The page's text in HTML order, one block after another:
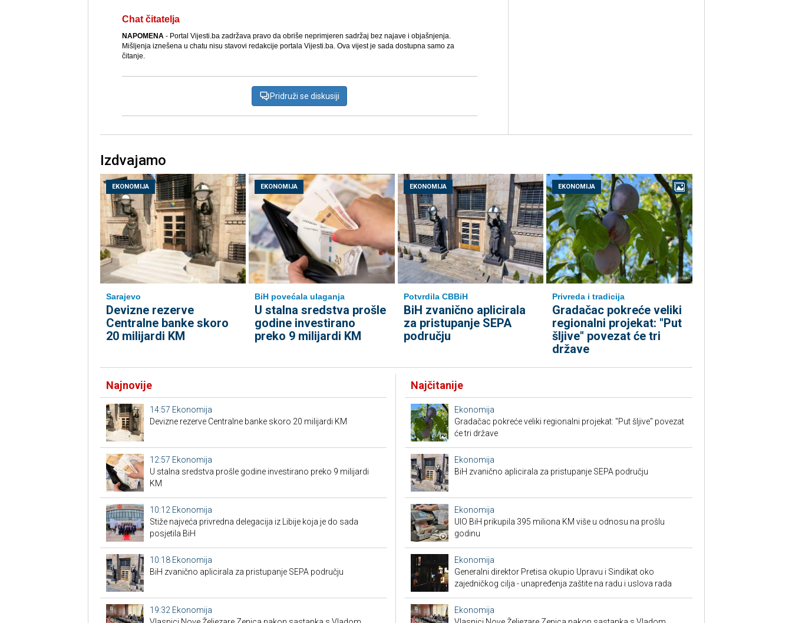
Chat čitatelja
NAPOMENA- Portal Vijesti.ba zadržava pravo da obriše neprimjeren sadržaj bez najave i objašnjenja.
Mišljenja iznešena u chatu nisu stavovi redakcije portala Vijesti.ba. Ova vijest je sada dostupna samo za
čitanje.
Pridruži se diskusiji
Izdvajamo
EKONOMIJA
Sarajevo
Devizne rezerve
Centralne banke skoro
20 milijardi KM
EKONOMIJA
BiH povećala ulaganja
U stalna sredstva prošle
godine investirano
preko 9 milijardi KM
EKONOMIJA
Potvrdila CBBiH
BiH zvanično aplicirala
za pristupanje SEPA
području
EKONOMIJA
Privreda i tradicija
Gradačac pokreće veliki
regionalni projekat: "Put
šljive" povezat će tri
države
Najnovije
14:57 Ekonomija
Devizne rezerve Centralne banke skoro 20 milijardi KM
12:57 Ekonomija
U stalna sredstva prošle godine investirano preko 9 milijardi
KM
10:12 Ekonomija
Stiže najveća privredna delegacija iz Libije koja je do sada
posjetila BiH
10:18 Ekonomija
BiH zvanično aplicirala za pristupanje SEPA području
19:32 Ekonomija
Najčitanije
Ekonomija
Gradačac pokreće veliki regionalni projekat: "Put šljive" povezat
će tri države
Ekonomija
BiH zvanično aplicirala za pristupanje SEPA području
Ekonomija
UIO BiH prikupila 395 miliona KM više u odnosu na prošlu
godinu
Ekonomija
Generalni direktor Pretisa okupio Upravu i Sindikat oko
zajedničkog cilja - unapređenja zaštite na radu i uslova rada
Ekonomija